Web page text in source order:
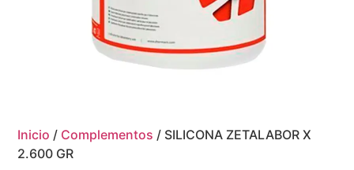
Inicio / Complementos / SILICONA ZETALABOR X
2.600 GR